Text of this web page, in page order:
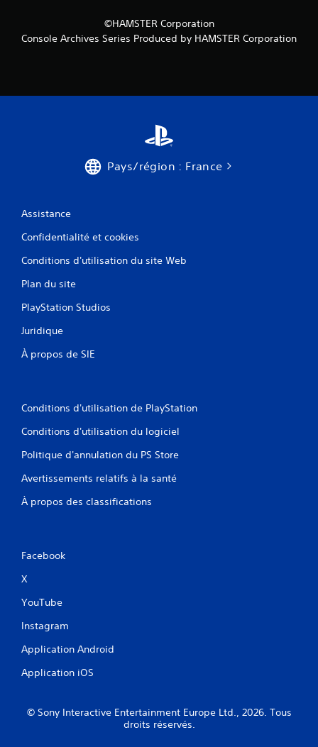
©HAMSTER Corporation
Console Archives Series Produced by HAMSTER Corporation
Pays/région : France
Assistance
Confidentialité et cookies
Conditions d'utilisation du site Web
Plan du site
PlayStation Studios
Juridique
À propos de SIE
Conditions d'utilisation de PlayStation
Conditions d'utilisation du logiciel
Politique d'annulation du PS Store
Avertissements relatifs à la santé
À propos des classifications
Facebook
X
YouTube
Instagram
Application Android
Application iOS
© Sony Interactive Entertainment Europe Ltd., 2026. Tous
droits réservés.